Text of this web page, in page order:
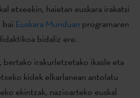
etxeekin, haietan euskara irakatsi
bai Euskara Munduan programaren
bidaliz ere.
bertako irakurletzetako ikasle eta
kidek elkarlanean antolatu
ekintzak, nazioarteko euskal